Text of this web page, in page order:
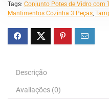
Tags: Conjunto Potes de Vidro com
Mantimentos Cozinha 3 Peças,
Descrição
Avaliações (0)